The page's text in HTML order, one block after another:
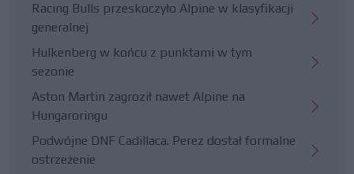
Racing Bulls przeskoczyło Alpine w klasyfikacji
generalnej
Hulkenberg w końcu z punktami w tym
sezonie
Aston Martin zagroził nawet Alpine na
Hungaroringu
Podwójne DNF Cadillaca. Perez dostał formalne
ostrzeżenie